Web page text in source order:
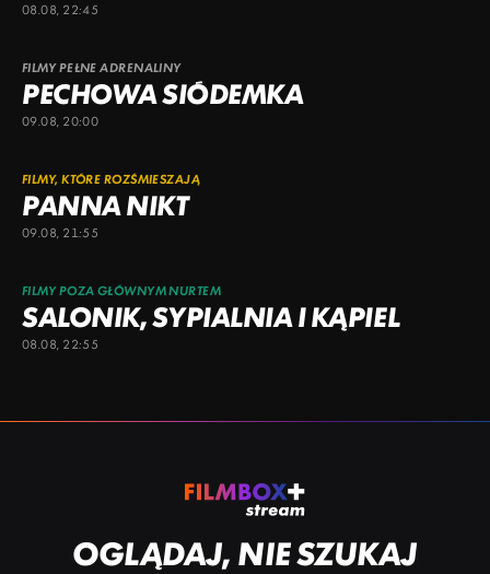
08.08, 22:45
FILMY PEŁNE ADRENALINY
PECHOWA SIÓDEMKA
09.08, 20:00
FILMY, KTÓRE ROZŚMIESZAJĄ
PANNA NIKT
09.08, 21:55
FILMY POZA GŁÓWNYM NURTEM
SALONIK, SYPIALNIA I KĄPIEL
08.08, 22:55
OGLĄDAJ, NIE SZUKAJ